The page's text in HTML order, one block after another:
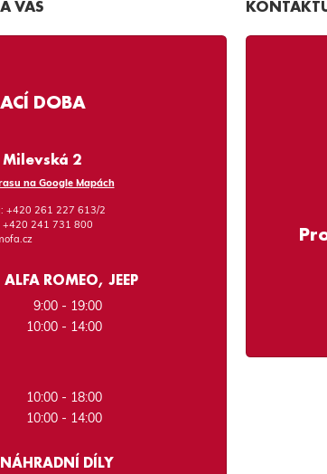
VÁS
DOBA
Milevská 2
na Google Mapách
+420 261 227 613/2
+420 241 731 800
ROMEO, JEEP
9:00 - 19:00
10:00 - 14:00
10:00 - 18:00
10:00 - 14:00
DÍLY